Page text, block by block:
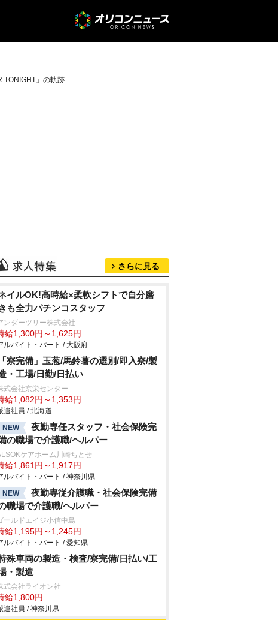
TONIGHT」の軌跡
さらに見る
イルOK!高時給×柔軟シフトで自分磨
も全力パチンコスタッフ
ンダーツリー株式会社
給1,300円～1,625円
ルバイト・パート / 大阪府
「寮完備」玉葱/馬鈴薯の選別/即入寮/製
・工場/日勤/日払い
式会社京栄センター
給1,082円～1,353円
遣社員 / 北海道
NEW
夜勤専任スタッフ・社会保険完
の職場で介護職/ヘルパー
ケアホーム川崎ちとせ
給1,861円～1,917円
ルバイト・パート / 神奈川県
NEW
夜勤専従介護職・社会保険完備
職場で介護職/ヘルパー
ールドエイジ小信中島
給1,195円～1,245円
ルバイト・パート / 愛知県
殊車両の製造・検査/寮完備/日払い/工
・製造
式会社ライオン社
給1,800円
遣社員 / 神奈川県